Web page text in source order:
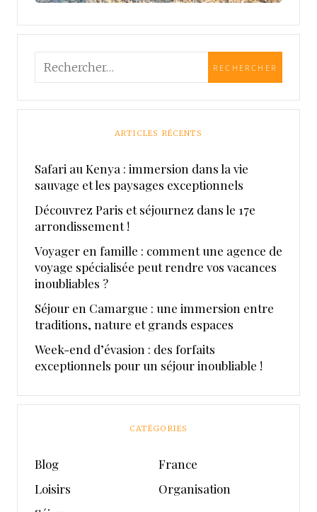
ARTICLES RÉCENTS
Safari au Kenya : immersion dans la vie
sauvage et les paysages exceptionnels
Découvrez Paris et séjournez dans le 17e
arrondissement !
Voyager en famille : comment une agence de
voyage spécialisée peut rendre vos vacances
inoubliables ?
Séjour en Camargue : une immersion entre
traditions, nature et grands espaces
Week-end d’évasion : des forfaits
exceptionnels pour un séjour inoubliable !
CATÉGORIES
Blog
France
Loisirs
Organisation